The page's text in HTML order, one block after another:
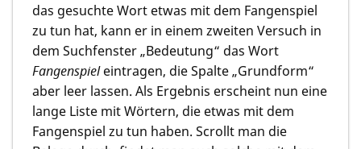
das gesuchte Wort etwas mit dem Fangenspiel
zu tun hat, kann er in einem zweiten Versuch in
dem Suchfenster „Bedeutung“ das Wort
Fangenspieleintragen, die Spalte „Grundform“
aber leer lassen. Als Ergebnis erscheint nun eine
lange Liste mit Wörtern, die etwas mit dem
Fangenspiel zu tun haben. Scrollt man die